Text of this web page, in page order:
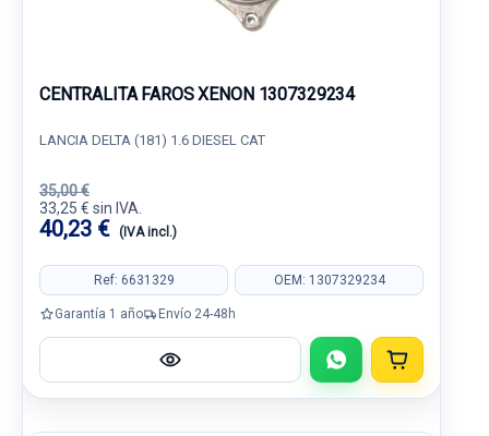
CENTRALITA FAROS XENON 1307329234
LANCIA DELTA (181) 1.6 DIESEL CAT
35,00 €
33,25 € sin IVA.
40,23 € (IVA incl.)
Ref: 6631329 OEM: 1307329234
Garantía 1 año Envío 24-48h